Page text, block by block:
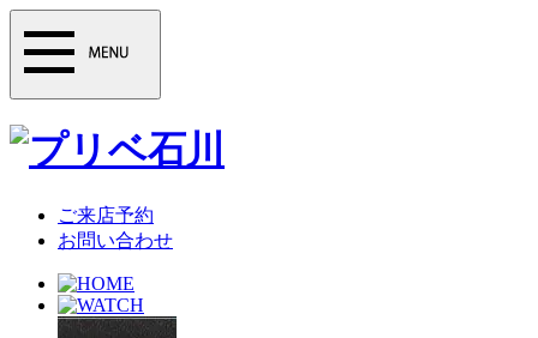
ご来店予約
お問い合わせ